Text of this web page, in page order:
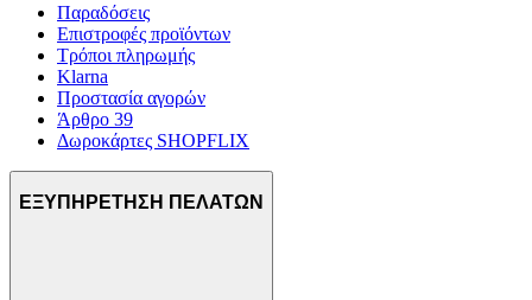
Παραδόσεις
Επιστροφές προϊόντων
Τρόποι πληρωμής
Klarna
Προστασία αγορών
Άρθρο 39
Δωροκάρτες SHOPFLIX
ΕΞΥΠΗΡΕΤΗΣΗ ΠΕΛΑΤΩΝ